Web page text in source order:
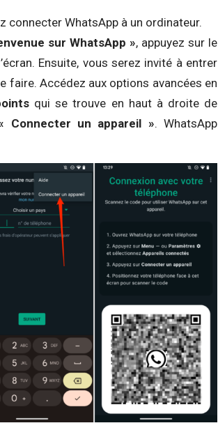
connecter WhatsApp à un ordinateur.
sur WhatsApp », appuyez sur le
Ensuite, vous serez invité à entrer
faire. Accédez aux options avancées en
qui se trouve en haut à droite de
Connecter un appareil ». WhatsApp